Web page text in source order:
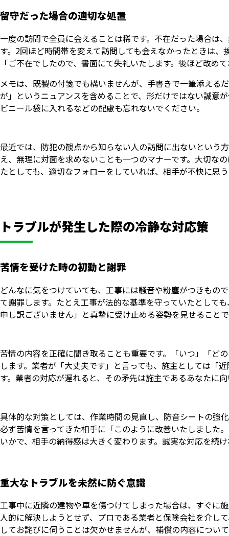
留守だった場合の適切な処置
一度の訪問で全員に会えることは稀です。不在だった場合は
す。2回ほど時間帯を変えて訪問しても会えなかったときは
「ご不在でしたので、書面にて失礼いたします。後ほど改
メモは、既製の付箋でも構いませんが、手書きで一筆添える
が」というニュアンスを含めることで、形だけではない誠意
ビニール袋に入れるなどの配慮も忘れないでください。
最近では、防犯の観点から知らない人の訪問に出ないという
え、無理に対面を求めないことも一つのマナーです。大切な
たとしても、適切なフォローをしていれば、相手が不快に思
トラブルが発生した際の冷静な対応策
苦情を受けた時の初動と謝罪
どんなに気をつけていても、工事には騒音や粉塵がつきもの
て謝罪します。たとえ工事が法的な基準を守っていたとして
申し訳ございません」と真摯に受け止める姿勢を見せること
苦情の内容を正確に聞き取ることも重要です。「いつ」「ど
します。業者が「大丈夫です」と言っても、施主としては「
す。業者の対応が遅れると、その矛先は施主であるあなたに
具体的な対策としては、作業時間の見直し、防音シートの強
必ず苦情を言ってきた相手に「このように改善いたしました
いかで、相手の納得感は大きく変わります。誠実な対応を続
重大なトラブルを未然に防ぐ意識
工事中に近隣の建物や車を傷つけてしまった場合は、すぐに
人的に解決しようとせず、プロである業者と保険会社を介し
してお詫びに伺うことは欠かせませんが、補償の内容につい